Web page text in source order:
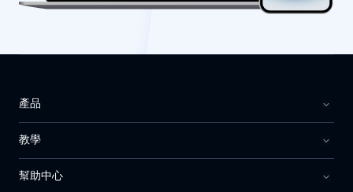
產品
教學
幫助中心